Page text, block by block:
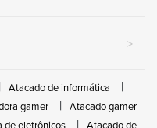
>
Atacado de informática
gamer
Atacado gamer